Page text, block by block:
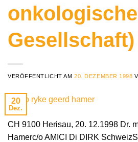
Gesellschaft)
VERÖFFENTLICHT AM20. DEZEMBER 1998
20
Dez.
CH 9100 Herisau, 20. 12.1998 Dr.
Hamerc/o AMICI Di DIRK